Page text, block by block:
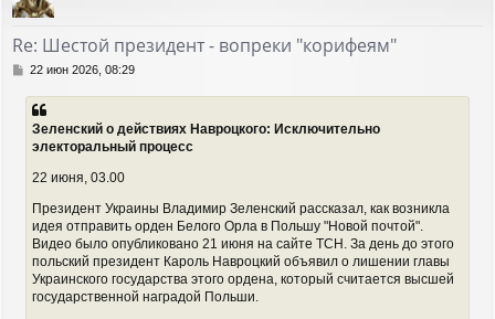
Re: Шестой президент - вопреки "корифеям"
С
о
щ
22 июн 2026, 08:29
Зеленский о действиях Навроцкого: Исключительно
электоральный процесс
22 июня, 03.00
Президент Украины Владимир Зеленский рассказал, как возникла
идея отправить орден Белого Орла в Польшу "Новой почтой".
Видео было опубликовано 21 июня на сайте ТСН. За день до этого
польский президент Кароль Навроцкий объявил о лишении главы
Украинского государства этого ордена, который считается высшей
государственной наградой Польши.